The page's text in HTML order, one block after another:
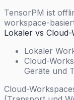
TensorPM ist
workspace-
Lokaler vs Cloud-
Lokaler
Cloud-
Geräte und
Cloud-